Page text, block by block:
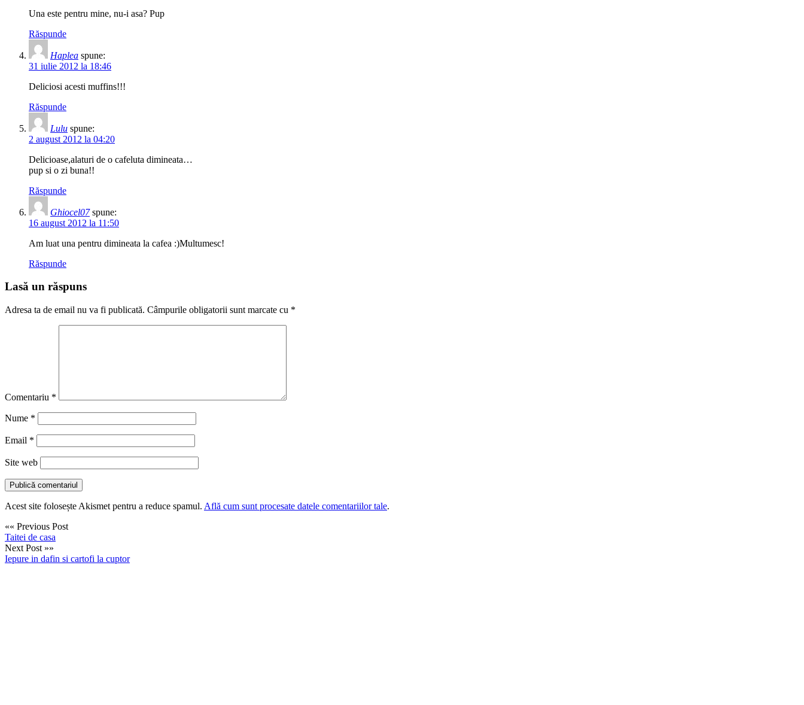
Una este pentru mine, nu-i asa? Pup
Răspunde
Haplea spune:
31 iulie 2012 la 18:46
Deliciosi acesti muffins!!!
Răspunde
Lulu spune:
2 august 2012 la 04:20
Delicioase,alaturi de o cafeluta dimineata…
pup si o zi buna!!
Răspunde
Ghiocel07 spune:
16 august 2012 la 11:50
Am luat una pentru dimineata la cafea :)Multumesc!
Răspunde
Lasă un răspuns
Adresa ta de email nu va fi publicată. Câmpurile obligatorii sunt marcate cu *
Comentariu *
Nume *
Email *
Site web
Acest site folosește Akismet pentru a reduce spamul. Află cum sunt procesate datele comentariilor tale.
«« Previous Post
Taitei de casa
Next Post »»
Iepure in dafin si cartofi la cuptor